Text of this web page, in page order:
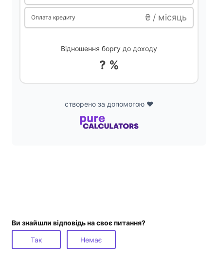
o
Оплата кредиту ₴ / місяць
Відношення боргу до доходу
? %
створено за допомогою ❤️
Ви знайшли відповідь на своє питання?
Так Немає